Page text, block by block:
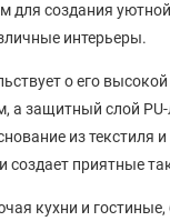
для создания
интерьеры.
о его
защитный слой
из текстиля
создает приятные
кухни и гостиные,